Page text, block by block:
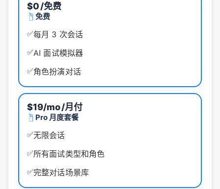
$0/免费
免费
✅每月 3 次会话
✅AI 面试模拟器
✅角色扮演对话
$19/mo/月付
Pro 月度套餐
✅无限会话
✅所有面试类型和角色
✅完整对话场景库